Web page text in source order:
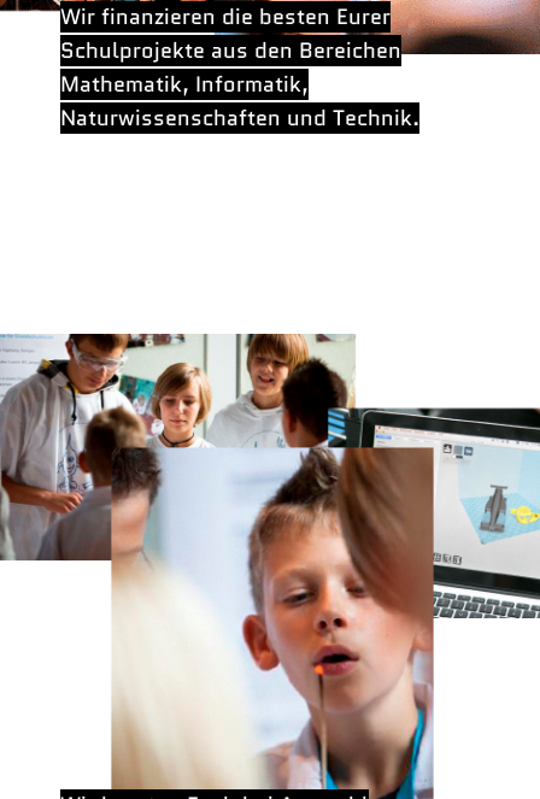
Wir finanzieren die besten Eurer
Schulprojekte aus den Bereichen
Mathematik, Informatik,
Naturwissenschaften und Technik.